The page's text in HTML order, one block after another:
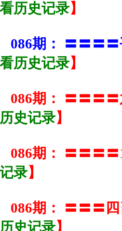
历史记录】
086期： 〓〓〓
历史记录】
086期： 〓〓〓
史记录】
086期： 〓〓〓
录】
086期： 〓〓〓
史记录】